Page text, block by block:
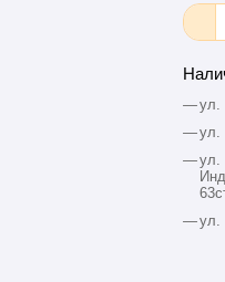
—ул.
—ул.
—ул.
—ул.